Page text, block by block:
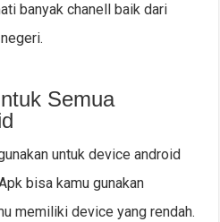
banyak chanell baik dari
Semua
untuk device android
bisa kamu gunakan
memiliki device yang rendah.